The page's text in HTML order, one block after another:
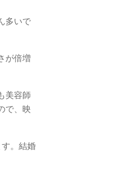
多いで
が倍増
美容師
で、映
。結婚